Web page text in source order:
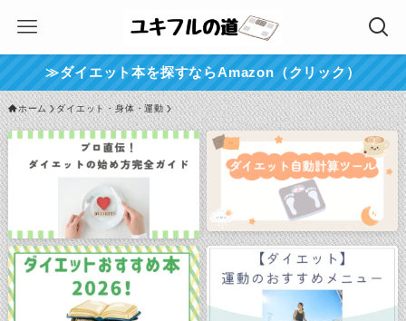
≫ダイエット本を探すならAmazon（クリック）
ホーム ダイエット・身体・運動